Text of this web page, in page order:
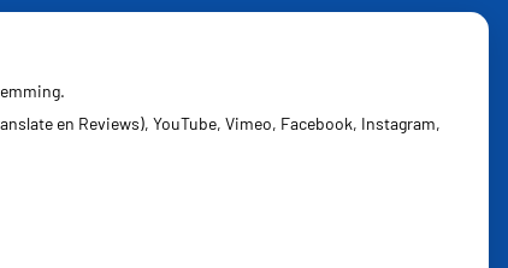
drinkwater in provincie Utrecht
babyvoeding Nestlé: bacterie
baby’s ziek maken
en Reviews), YouTube, Vimeo, Facebook, Instagram,